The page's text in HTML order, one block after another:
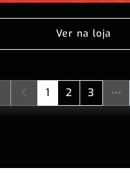
Ver na loja
1 2 3